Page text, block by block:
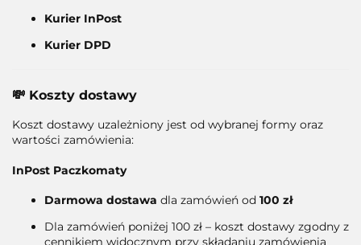
Kurier InPost
Kurier DPD
💸 Koszty dostawy
Koszt dostawy uzależniony jest od wybranej formy oraz
wartości zamówienia:
InPost Paczkomaty
Darmowa dostawa dla zamówień od 100 zł
Dla zamówień poniżej 100 zł – koszt dostawy zgodny z
cennikiem widocznym przy składaniu zamówienia